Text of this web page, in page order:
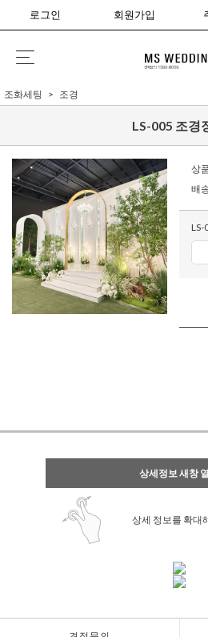
로그인 회원가입
조화세팅 조경
LS-005 조경
상
배
LS-
상세정보 새창
상세 정보를 확대